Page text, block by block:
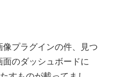
像プラグインの件、見つ
面のダッシュボードに